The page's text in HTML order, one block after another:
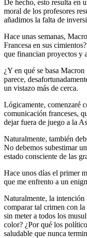
De hecho, esto resulta en
moral de los profesores
añadimos la falta de
Hace unas semanas,
Francesa en sus
que financian proyectos y
¿Y en qué se basa
parece,
un vistazo más de cerca.
Lógicamente, comenzaré
comunicación franceses,
dejar fuera de juego a la
Naturalmente, también
No debemos subestimar
estado consciente de las
Hace unos días el primer
que me enfrento a un
Naturalmente, la intención
comparar tal crimen con
sin meter a todos los
color? ¿Por qué los
saludable que nunca